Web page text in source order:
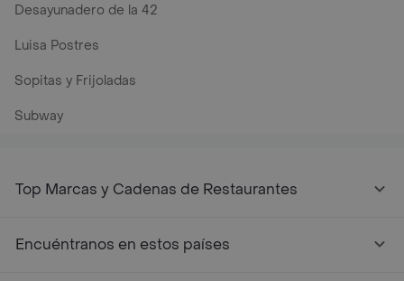
Desayunadero de la 42
Luisa Postres
Sopitas y Frijoladas
Subway
Top Marcas y Cadenas de Restaurantes
Encuéntranos en estos países